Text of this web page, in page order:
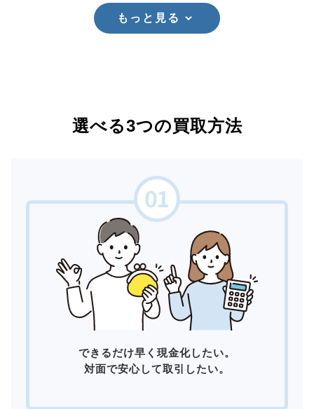
もっと見る
選べる3つの買取方法
できるだけ早く現金化したい。
対面で安心して取引したい。